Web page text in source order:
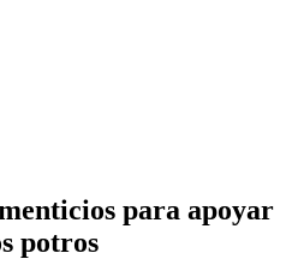
para apoyar
potros